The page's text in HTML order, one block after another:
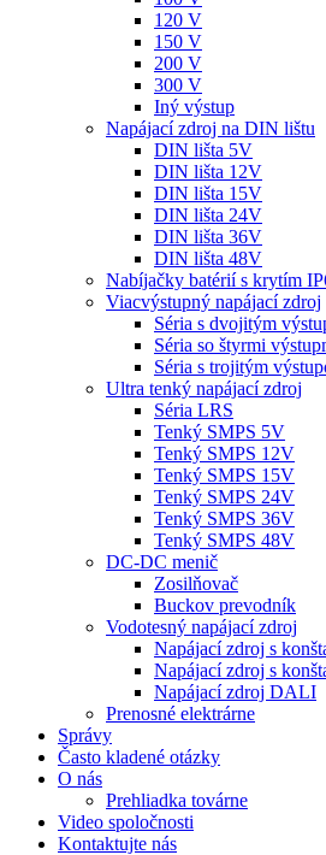
120 V
150 V
200 V
300 V
Iný výstup
Napájací zdroj na DIN lištu
DIN lišta 5V
DIN lišta 12V
DIN lišta 15V
DIN lišta 24V
DIN lišta 36V
DIN lišta 48V
Nabíjačky batérií s krytím
Viacvýstupný napájací zdroj
Séria s dvojitým
Séria so štyrmi
Séria s trojitým
Ultra tenký napájací zdroj
Séria LRS
Tenký SMPS 5V
Tenký SMPS 12V
Tenký SMPS 15V
Tenký SMPS 24V
Tenký SMPS 36V
Tenký SMPS 48V
DC-DC menič
Zosilňovač
Buckov prevodník
Vodotesný napájací zdroj
Napájací zdroj s
Napájací zdroj s
Napájací zdroj DALI
Prenosné elektrárne
Správy
Často kladené otázky
O nás
Prehliadka továrne
Video spoločnosti
Kontaktujte nás